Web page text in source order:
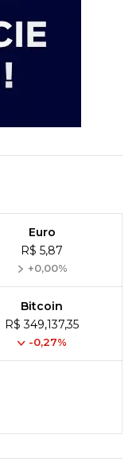
Euro
R$ 5,87
+0,00%
Bitcoin
R$ 349,137,35
-0,27%